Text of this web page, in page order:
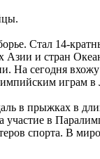
Стал 14-
Азии и стран
На сегодня
играм в
в прыжках в
в
спорта. В